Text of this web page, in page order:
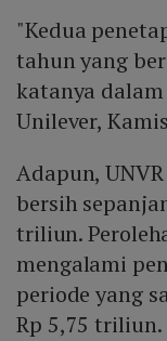
"Kedua
tahun yang
katanya
Unilever,
Adapun,
bersih
triliun.
mengalami
periode yang
Rp 5,75 triliun.